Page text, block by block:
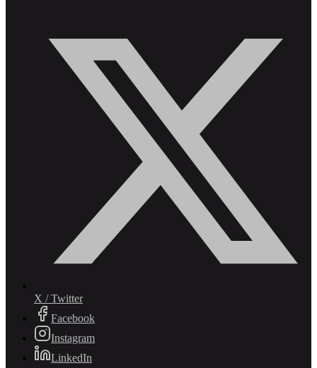
X / Twitter
Facebook
Instagram
LinkedIn